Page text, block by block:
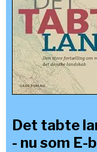
Det tabte
- nu som E-